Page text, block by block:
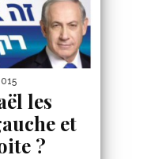
les
et
?